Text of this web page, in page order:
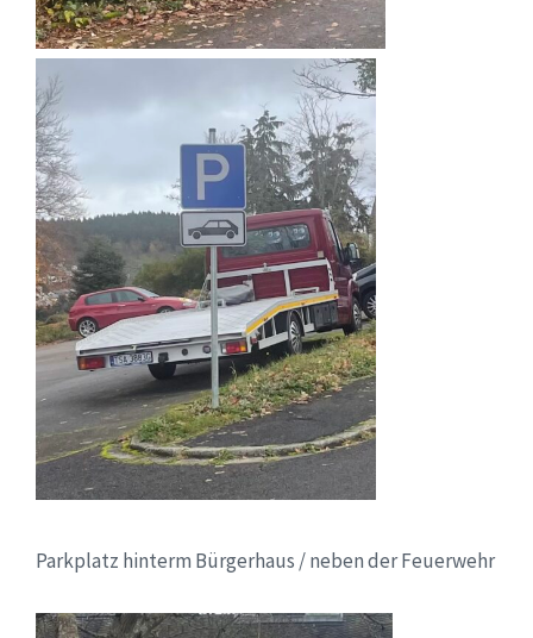
Parkplatz hinterm Bürgerhaus / neben der Feuerwehr